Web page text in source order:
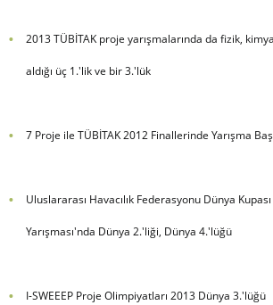
2013 TÜBİTAK proje yarışmalarında da fizik,
aldığı üç 1.'lik ve bir 3.'lük
7 Proje ile TÜBİTAK 2012 Finallerinde Yarışma
Uluslararası Havacılık Federasyonu Dünya
Yarışması'nda Dünya 2.'liği, Dünya 4.'lüğü
I-SWEEEP Proje Olimpiyatları 2013 Dünya 3.'lüğü